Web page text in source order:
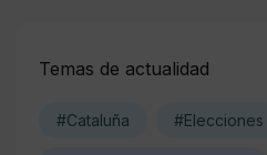
Temas de actualidad
#Cataluña #Elecciones